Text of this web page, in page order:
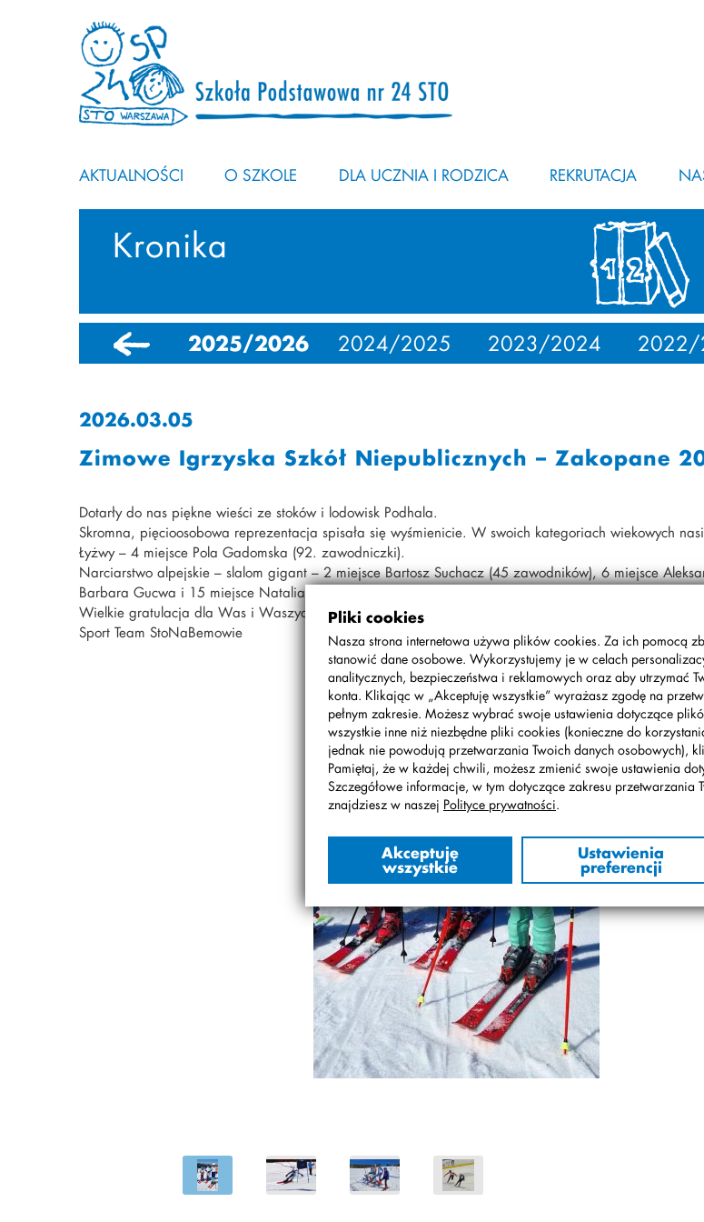
Pliki cookies
Nasza strona internetowa używa plików cookies. Za ich pomocą
stanowić dane osobowe. Wykorzystujemy je w celach
analitycznych, bezpieczeństwa i reklamowych oraz aby utrzymać
konta. Klikając w „Akceptuję wszystkie” wyrażasz zgodę na
pełnym zakresie. Możesz wybrać swoje ustawienia dotyczące
wszystkie inne niż niezbędne pliki cookies (konieczne do
jednak nie powodują przetwarzania Twoich danych osobowych),
Pamiętaj, że w każdej chwili, możesz zmienić swoje ustawienia
Szczegółowe informacje, w tym dotyczące zakresu przetwarzania
znajdziesz w naszej Polityce prywatności.
Akceptuję
wszystkie
Ustawienia
preferencji
AKTUALNOŚCI O SZKOLE DLA UCZNIA I RODZICA REKRUTACJA
Kronika
2025/2026 2024/2025 2023/2024 2022/
2026.03.05
Zimowe Igrzyska Szkół Niepublicznych – Zakopane
Dotarły do nas piękne wieści ze stoków i lodowisk Podhala.
Skromna, pięcioosobowa reprezentacja spisała się wyśmienicie. W swoich kategoriach wiekowych
Łyżwy – 4 miejsce Pola Gadomska (92. zawodniczki).
Narciarstwo alpejskie – slalom gigant – 2 miejsce Bartosz Suchacz (45 zawodników), 6 miejsce
Barbara Gucwa i 15 miejsce Natalia Suchacz (u dziewczyn wystartowały 92 zawodniczki).
Wielkie gratulacja dla Was i Waszych rodziców! Brawo!
Sport Team StoNaBemowie